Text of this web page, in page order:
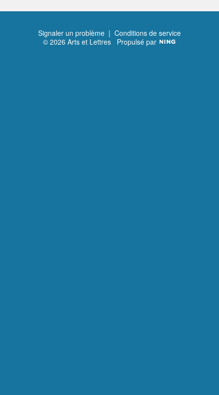
Signaler un problème | Conditions de service
© 2026 Arts et Lettres Propulsé par